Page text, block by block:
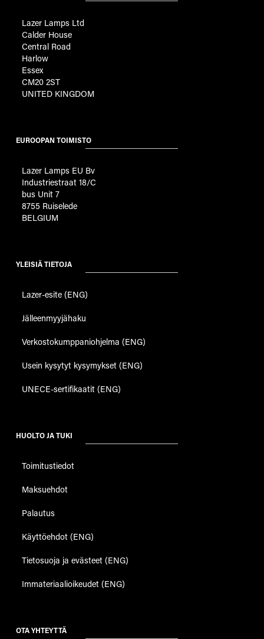
Lazer Lamps Ltd
Calder House
Central Road
Harlow
Essex
CM20 2ST
UNITED KINGDOM
EUROOPAN TOIMISTO
Lazer Lamps EU Bv
Industriestraat 18/C
bus Unit 7
8755 Ruiselede
BELGIUM
YLEISIÄ TIETOJA
Lazer-esite (ENG)
Jälleenmyyjähaku
Verkostokumppaniohjelma (ENG)
Usein kysytyt kysymykset (ENG)
UNECE-sertifikaatit (ENG)
HUOLTO JA TUKI
Toimitustiedot
Maksuehdot
Palautus
Käyttöehdot (ENG)
Tietosuoja ja evästeet (ENG)
Immateriaalioikeudet (ENG)
OTA YHTEYTTÄ